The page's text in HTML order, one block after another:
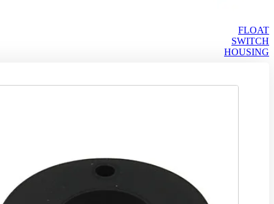
FLOAT
SWITCH
HOUSING